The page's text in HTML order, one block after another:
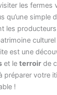
les fermes
qu’une simple
les
est une
et le terroir de
préparer votre
!